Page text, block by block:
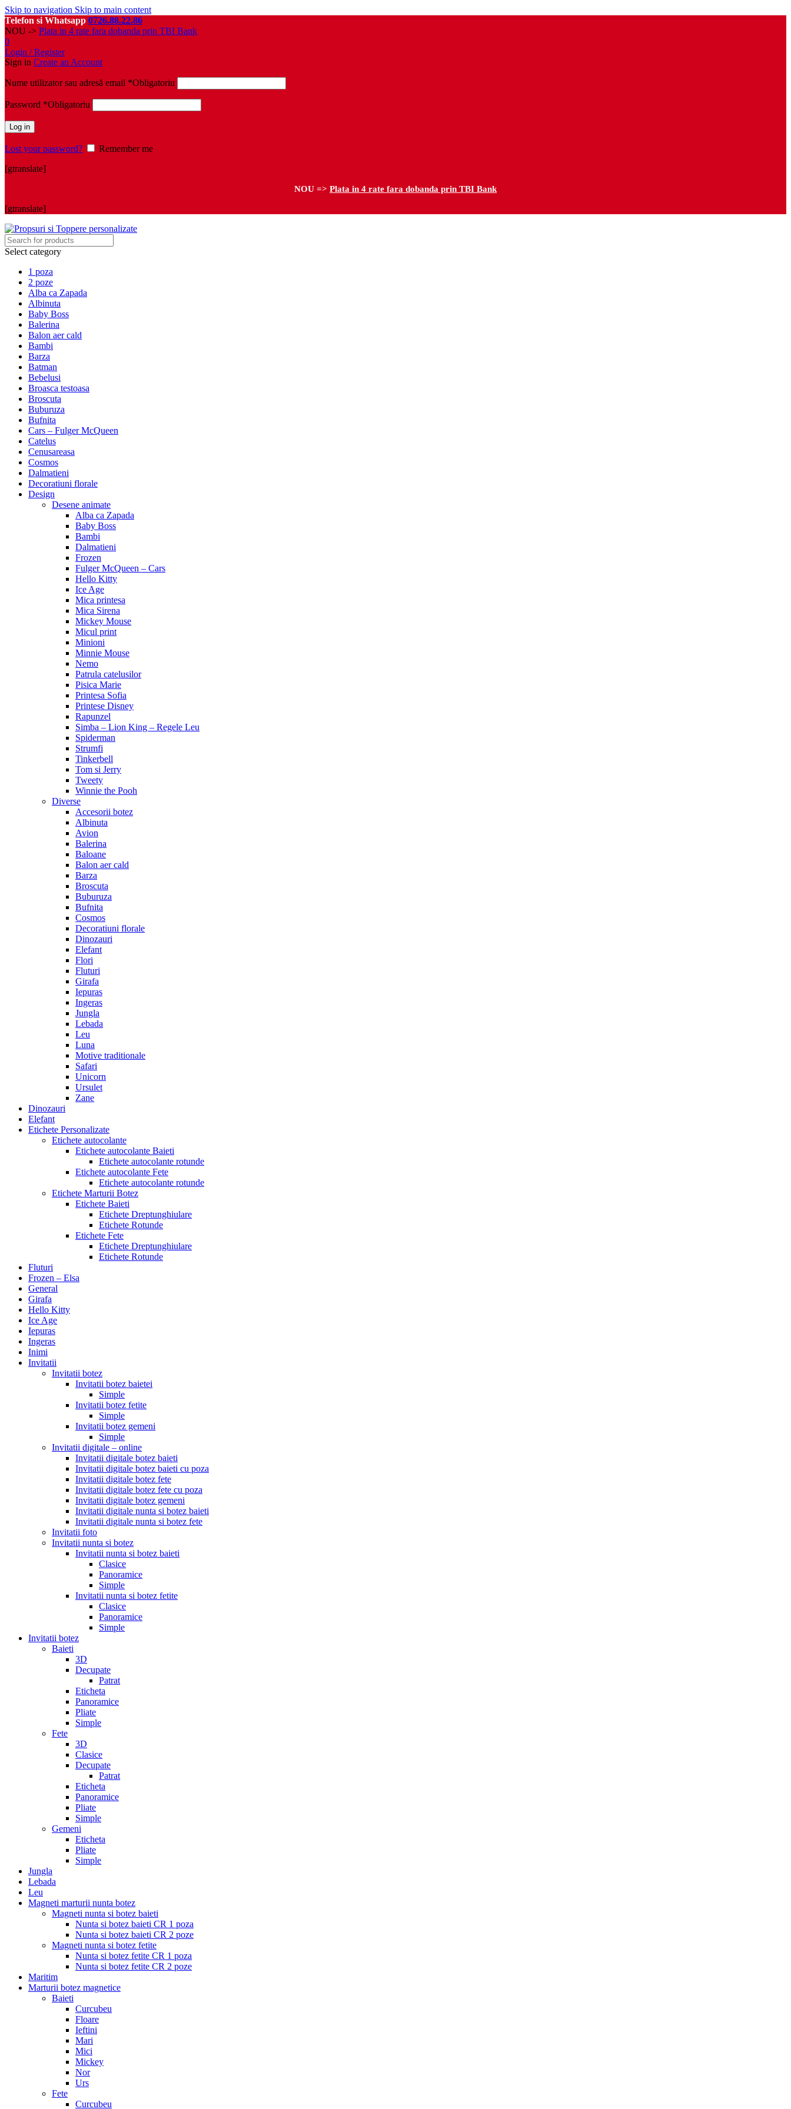
Skip to navigation Skip to main content
Telefon si Whatsapp 0726.88.22.86
NOU -> Plata in 4 rate fara dobanda prin TBI Bank
0
Login / Register
Sign in Create an Account
Nume utilizator sau adresă email *Obligatoriu
Password *Obligatoriu
Log in
Lost your password?
Remember me
[gtranslate]
NOU => Plata in 4 rate fara dobanda prin TBI Bank
[gtranslate]
Select category
1 poza
2 poze
Alba ca Zapada
Albinuta
Baby Boss
Balerina
Balon aer cald
Bambi
Barza
Batman
Bebelusi
Broasca testoasa
Broscuta
Buburuza
Bufnita
Cars – Fulger McQueen
Catelus
Cenusareasa
Cosmos
Dalmatieni
Decoratiuni florale
Design
Desene animate
Alba ca Zapada
Baby Boss
Bambi
Dalmatieni
Frozen
Fulger McQueen – Cars
Hello Kitty
Ice Age
Mica printesa
Mica Sirena
Mickey Mouse
Micul print
Minioni
Minnie Mouse
Nemo
Patrula catelusilor
Pisica Marie
Printesa Sofia
Printese Disney
Rapunzel
Simba – Lion King – Regele Leu
Spiderman
Strumfi
Tinkerbell
Tom si Jerry
Tweety
Winnie the Pooh
Diverse
Accesorii botez
Albinuta
Avion
Balerina
Baloane
Balon aer cald
Barza
Broscuta
Buburuza
Bufnita
Cosmos
Decoratiuni florale
Dinozauri
Elefant
Flori
Fluturi
Girafa
Iepuras
Ingeras
Jungla
Lebada
Leu
Luna
Motive traditionale
Safari
Unicorn
Ursulet
Zane
Dinozauri
Elefant
Etichete Personalizate
Etichete autocolante
Etichete autocolante Baieti
Etichete autocolante rotunde
Etichete autocolante Fete
Etichete autocolante rotunde
Etichete Marturii Botez
Etichete Baieti
Etichete Dreptunghiulare
Etichete Rotunde
Etichete Fete
Etichete Dreptunghiulare
Etichete Rotunde
Fluturi
Frozen – Elsa
General
Girafa
Hello Kitty
Ice Age
Iepuras
Ingeras
Inimi
Invitatii
Invitatii botez
Invitatii botez baietei
Simple
Invitatii botez fetite
Simple
Invitatii botez gemeni
Simple
Invitatii digitale – online
Invitatii digitale botez baieti
Invitatii digitale botez baieti cu poza
Invitatii digitale botez fete
Invitatii digitale botez fete cu poza
Invitatii digitale botez gemeni
Invitatii digitale nunta si botez baieti
Invitatii digitale nunta si botez fete
Invitatii foto
Invitatii nunta si botez
Invitatii nunta si botez baieti
Clasice
Panoramice
Simple
Invitatii nunta si botez fetite
Clasice
Panoramice
Simple
Invitatii botez
Baieti
3D
Decupate
Patrat
Eticheta
Panoramice
Pliate
Simple
Fete
3D
Clasice
Decupate
Patrat
Eticheta
Panoramice
Pliate
Simple
Gemeni
Eticheta
Pliate
Simple
Jungla
Lebada
Leu
Magneti marturii nunta botez
Magneti nunta si botez baieti
Nunta si botez baieti CR 1 poza
Nunta si botez baieti CR 2 poze
Magneti nunta si botez fetite
Nunta si botez fetite CR 1 poza
Nunta si botez fetite CR 2 poze
Maritim
Marturii botez magnetice
Baieti
Curcubeu
Floare
Ieftini
Mari
Mici
Mickey
Nor
Urs
Fete
Curcubeu